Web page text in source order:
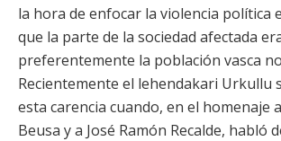
la hora de enfocar la violencia política
que la parte de la sociedad afectada
preferentemente la población vasca
Recientemente el lehendakari Urkullu
esta carencia cuando, en el homenaje
Beusa y a José Ramón Recalde, habló